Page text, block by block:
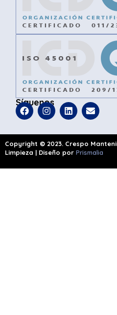
Síguenos
Copyright © 2023. Crespo
Limpieza | Diseño por Prismalia